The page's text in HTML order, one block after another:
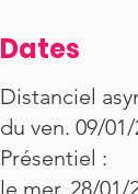
Distanciel
du ven. 09/
Présentiel :
le mer. 28/01/
Dates